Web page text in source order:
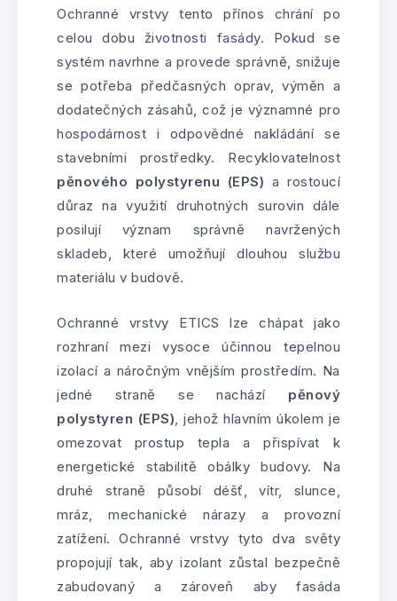
Ochranné vrstvy tento přínos chrání po
celou dobu životnosti fasády. Pokud se
systém navrhne a provede správně, snižuje
se potřeba předčasných oprav, výměn a
dodatečných zásahů, což je významné pro
hospodárnost i odpovědné nakládání se
stavebními prostředky. Recyklovatelnost
pěnového polystyrenu (EPS) a rostoucí
důraz na využití druhotných surovin dále
posilují význam správně navržených
skladeb, které umožňují dlouhou službu
materiálu v budově.
Ochranné vrstvy ETICS lze chápat jako
rozhraní mezi vysoce účinnou tepelnou
izolací a náročným vnějším prostředím. Na
jedné straně se nachází pěnový
polystyren (EPS), jehož hlavním úkolem je
omezovat prostup tepla a přispívat k
energetické stabilitě obálky budovy. Na
druhé straně působí déšť, vítr, slunce,
mráz, mechanické nárazy a provozní
zatížení. Ochranné vrstvy tyto dva světy
propojují tak, aby izolant zůstal bezpečně
zabudovaný a zároveň aby fasáda